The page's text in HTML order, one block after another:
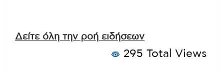
Δείτε όλη την ροή ειδήσεων
295 Total Views